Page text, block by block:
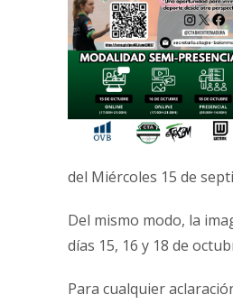
del Miércoles 15 de
Del mismo modo, la
días 15, 16 y 18 de
Para cualquier